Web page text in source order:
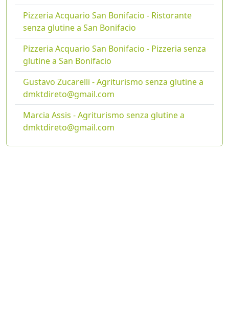
Pizzeria Acquario San Bonifacio - Ristorante
senza glutine a San Bonifacio
Pizzeria Acquario San Bonifacio - Pizzeria senza
glutine a San Bonifacio
Gustavo Zucarelli - Agriturismo senza glutine a
dmktdireto@gmail.com
Marcia Assis - Agriturismo senza glutine a
dmktdireto@gmail.com